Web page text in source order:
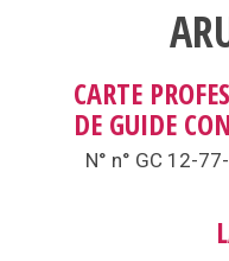
CARTE
DE GUIDE
N° n° GC 12-